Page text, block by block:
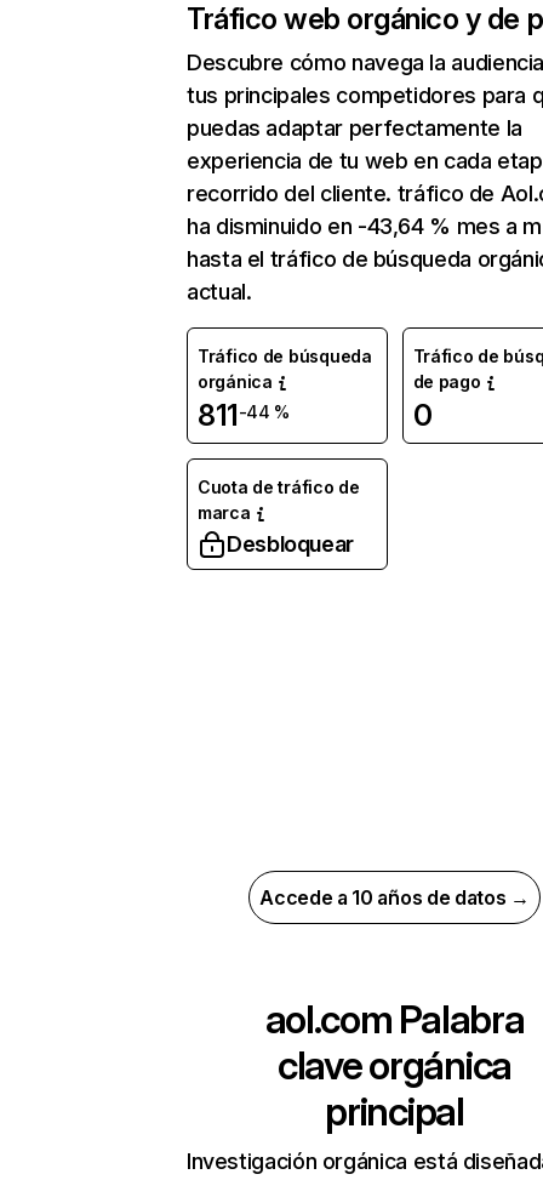
Tráfico web orgánico y de
Descubre cómo navega la
tus principales competidores para
puedas adaptar perfectamente la
experiencia de tu web en cada
recorrido del cliente. tráfico de
ha disminuido en -43,64 % mes a
hasta el tráfico de búsqueda
actual.
Tráfico de búsqueda
orgánica
811-44 %
Tráfico de
de pago
0
Cuota de tráfico de
marca
Desbloquear
Accede a 10 años de datos →
aol.com Palabra
clave orgánica
principal
Investigación orgánica está